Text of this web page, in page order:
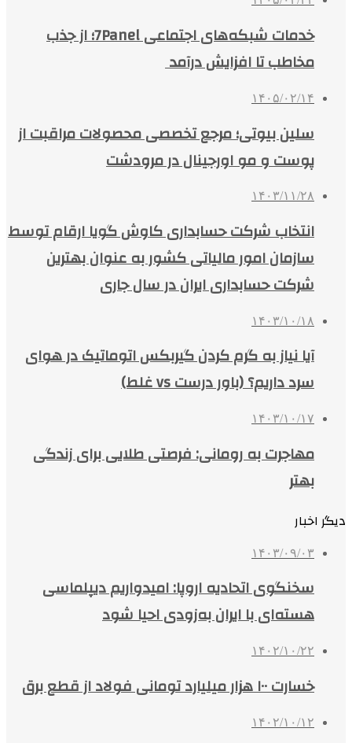
خدمات شبکه‌های اجتماعی 7Panel؛ از جذب
مخاطب تا افزایش درآمد
۱۴۰۵/۰۲/۱۴
سلین بیوتی؛ مرجع تخصصی محصولات مراقبت از
پوست و مو اورجینال در مرودشت
۱۴۰۳/۱۱/۲۸
انتخاب شرکت حسابداری کاوش گویا ارقام توسط
سازمان امور مالیاتی کشور به عنوان بهترین
شرکت حسابداری ایران در سال جاری
۱۴۰۳/۱۰/۱۸
آیا نیاز به گرم کردن گیربکس اتوماتیک در هوای
سرد داریم؟ (باور درست vs غلط)
۱۴۰۳/۱۰/۱۷
مهاجرت به رومانی: فرصتی طلایی برای زندگی
بهتر
دیگر اخبار
۱۴۰۳/۰۹/۰۳
سخنگوی اتحادیه اروپا: امیدواریم دیپلماسی
هسته‌ای با ایران به‌زودی احیا شود
۱۴۰۲/۱۰/۲۲
خسارت ۱۰۰ هزار میلیارد تومانی فولاد از قطع برق
۱۴۰۲/۱۰/۱۲